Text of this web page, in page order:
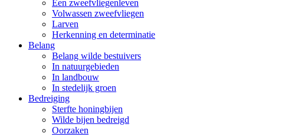
Een zweefvliegenleven
Volwassen zweefvliegen
Larven
Herkenning en determinatie
Belang
Belang wilde bestuivers
In natuurgebieden
In landbouw
In stedelijk groen
Bedreiging
Sterfte honingbijen
Wilde bijen bedreigd
Oorzaken